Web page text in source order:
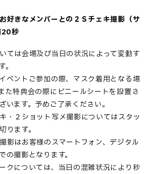
好きなメンバーとの２Ｓチェキ撮影（サ
20秒
ては会場及び当日の状況によって変動す
ベントご参加の際、マスク着用となる場
た特典会の際にビニールシートを設置さ
います。予めご了承ください。
・２ショット写メ撮影についてはスタッ
ります。
影はお客様のスマートフォン、デジタル
の撮影となります。
クについては、当日の混雑状況により秒